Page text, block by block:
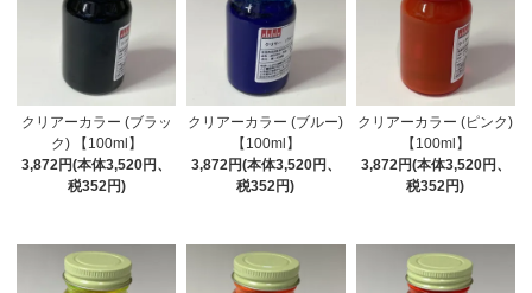
クリアーカラー (ブラッ
ク) 【100ml】
3,872円(本体3,520円、
税352円)
クリアーカラー (ブルー)
【100ml】
3,872円(本体3,520円、
税352円)
クリアーカラー (ピンク)
【100ml】
3,872円(本体3,520円、
税352円)